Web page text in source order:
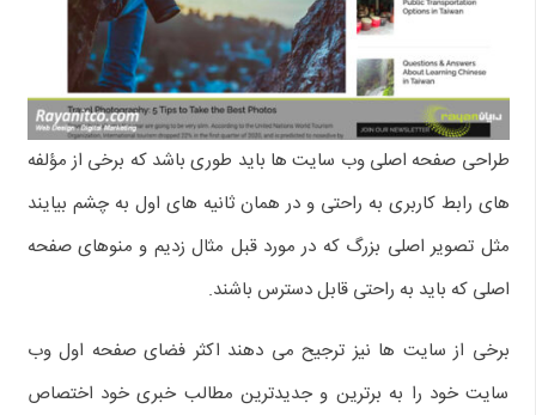
طراحی صفحه اصلی وب سایت ها باید طوری باشد که برخی از مؤلفه
های رابط کاربری به راحتی و در همان ثانیه های اول به چشم بیایند
مثل تصویر اصلی بزرگ که در مورد قبل مثال زدیم و منوهای صفحه
اصلی که باید به راحتی قابل دسترس باشند.
برخی از سایت ها نیز ترجیح می دهند اکثر فضای صفحه اول وب
سایت خود را به برترین و جدیدترین مطالب خبری خود اختصاص